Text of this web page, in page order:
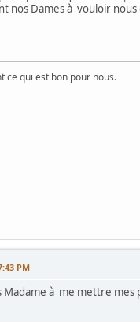
nos Dames à vouloir
ce qui est bon pour nous.
PM
Madame à me mettre